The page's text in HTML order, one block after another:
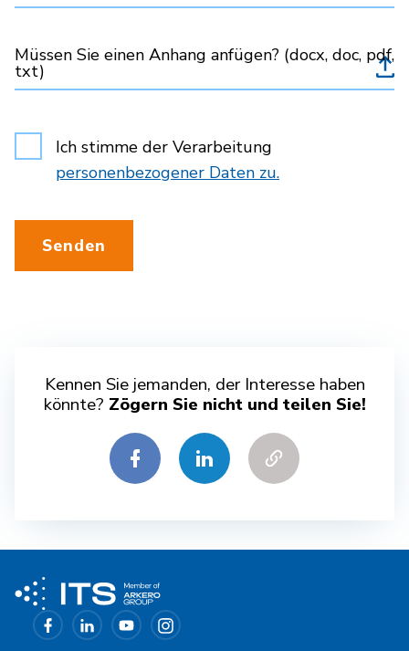
Müssen Sie einen Anhang anfügen? (docx, doc, pdf,
txt)
Ich stimme der Verarbeitung
personenbezogener Daten zu.
Senden
Kennen Sie jemanden, der Interesse haben
könnte? Zögern Sie nicht und teilen Sie!